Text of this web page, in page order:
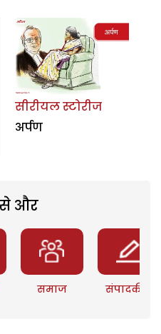
सीरीयल स्टोरीज
अर्पण
से और
समाज संपादकीय